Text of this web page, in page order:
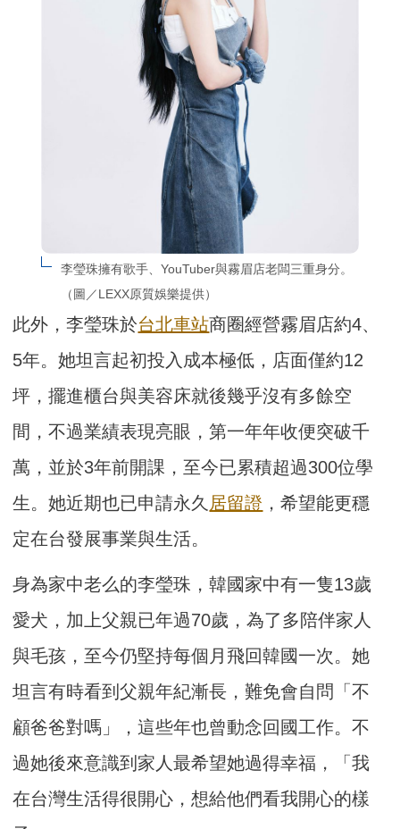
李瑩珠擁有歌手、YouTuber與霧眉店老闆三重身分。
（圖／LEXX原質娛樂提供）
此外，李瑩珠於台北車站商圈經營霧眉店約4、
5年。她坦言起初投入成本極低，店面僅約12
坪，擺進櫃台與美容床就後幾乎沒有多餘空
間，不過業績表現亮眼，第一年年收便突破千
萬，並於3年前開課，至今已累積超過300位學
生。她近期也已申請永久 居留證 ，希望能更穩
定在台發展事業與生活。
身為家中老么的李瑩珠，韓國家中有一隻13歲
愛犬，加上父親已年過70歲，為了多陪伴家人
與毛孩，至今仍堅持每個月飛回韓國一次。她
坦言有時看到父親年紀漸長，難免會自問「不
顧爸爸對嗎」，這些年也曾動念回國工作。不
過她後來意識到家人最希望她過得幸福，「我
在台灣生活得很開心，想給他們看我開心的樣